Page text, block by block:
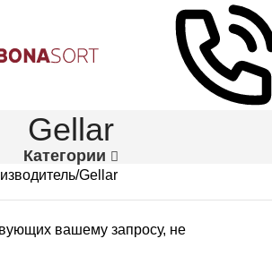
Gellar
Категории
Gellar
вашему запросу, не